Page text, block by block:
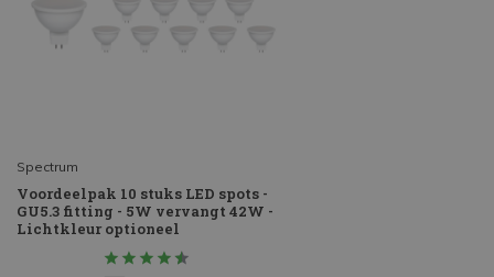
Spectrum
Voordeelpak 10 stuks LED spots -
GU5.3 fitting - 5W vervangt 42W -
Lichtkleur optioneel